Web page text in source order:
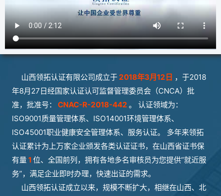
山西领拓认证有限公司成立于 2018年3月12日 ，于2018
年8月27日经国家认证认可监督管理委员会（CNCA）批
准，批准号：
CNAC-R-2018-442 。 认证领域为：
ISO9001质量管理体系、ISO14001环境管理体系、
ISO45001职业健康安全管理体系、服务认证。 多年来领拓
认证累计为上万家企业颁发各类认证证书，在山西省证书保
有量1 位、全国前列，拥有各地多名审核员为您提供“就近服
务”，满足企业即时办理，快速出证的需求。
山西领拓认证成立以来，规模不断扩大，相继在山西、北